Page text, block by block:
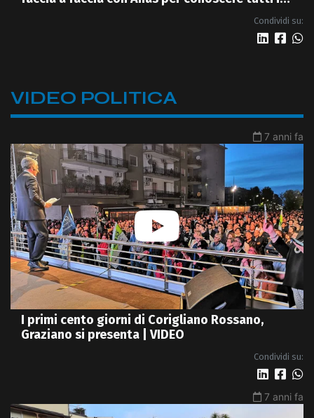
Condividi su:
VIDEO POLITICA
7 anni fa
I primi cento giorni di Corigliano Rossano,
Graziano si presenta | VIDEO
Condividi su:
7 anni fa